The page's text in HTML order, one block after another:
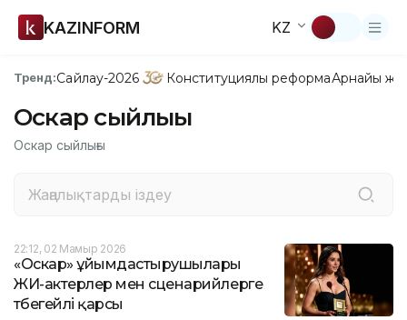
KAZINFORM KZ
Тренд:Сайлау-2026 Конституциялық реформаАрнайы
Оскар сыйлығы
Оскар сыйлығы
22:12, 02 Мамыр 2026
«Оскар» ұйымдастырушылары
ЖИ-актерлер мен сценарийлерге
түбегейлі қарсы